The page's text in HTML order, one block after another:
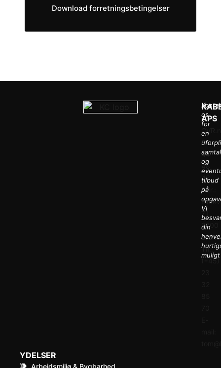
Download forretningsbetingelser
APS
36
44
48
43
Adr.:
71,
9700
Tlf.:
(+45)
os
for
en
og
tilbud
på
Vi
din
muligt
YDELSER
Arbejdsmiljø & Bygbarhed